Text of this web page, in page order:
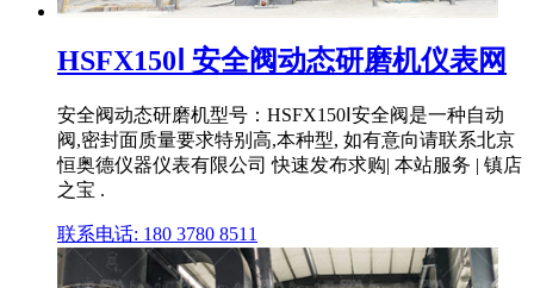
HSFX150Ⅰ 安全阀动态研磨机仪表网
安全阀动态研磨机型号：HSFX150Ⅰ安全阀是一种自动
阀,密封面质量要求特别高,本种型, 如有意向请联系北京
恒奥德仪器仪表有限公司 快速发布求购| 本站服务 | 镇店
之宝 .
联系电话: 180 3780 8511